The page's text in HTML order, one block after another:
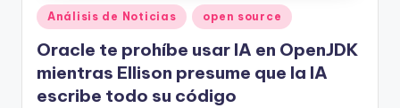
Publicado
en
Análisis de Noticias open source
Oracle te prohíbe usar IA en OpenJDK
mientras Ellison presume que la IA
escribe todo su código